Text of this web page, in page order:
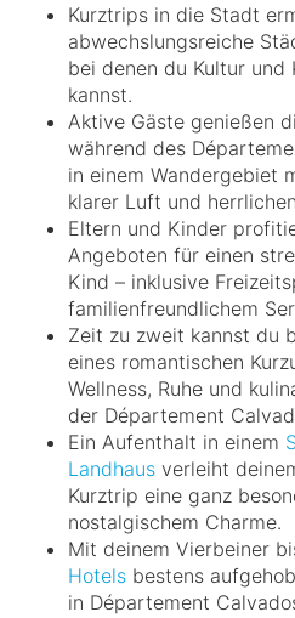
Kurztrips in die Stadt
abwechslungsreiche
bei denen du Kultur und
kannst.
Aktive Gäste genießen
während des
in einem Wandergebiet
klarer Luft und
Eltern und Kinder
Angeboten für einen
Kind – inklusive
familienfreundlichem
Zeit zu zweit kannst du
eines romantischen
Wellness, Ruhe und
der Département
Ein Aufenthalt in einem
Landhaus verleiht
Kurztrip eine ganz
nostalgischem Charme.
Mit deinem Vierbeiner
Hotels bestens
in Département